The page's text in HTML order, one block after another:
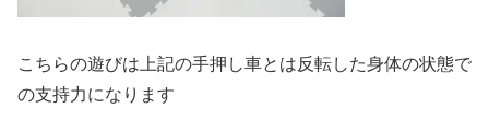
こちらの遊びは上記の手押し車とは反転した身体の状態で
の支持力になります